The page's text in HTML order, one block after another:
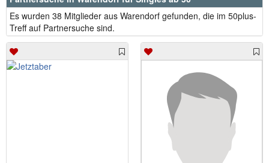
Es wurden 38 Mitglieder aus Warendorf gefunden, die im 50plus-
Treff auf Partnersuche sind.